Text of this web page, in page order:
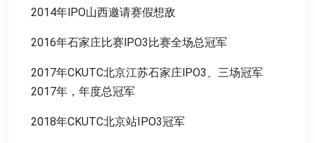
2014年lPO山西邀请赛假想敌
2016年石家庄比赛lPO3比赛全场总冠军
2017年CKUTC北京江苏石家庄lPO3、三场冠军
2017年，年度总冠军
2018年CKUTC北京站IPO3冠军